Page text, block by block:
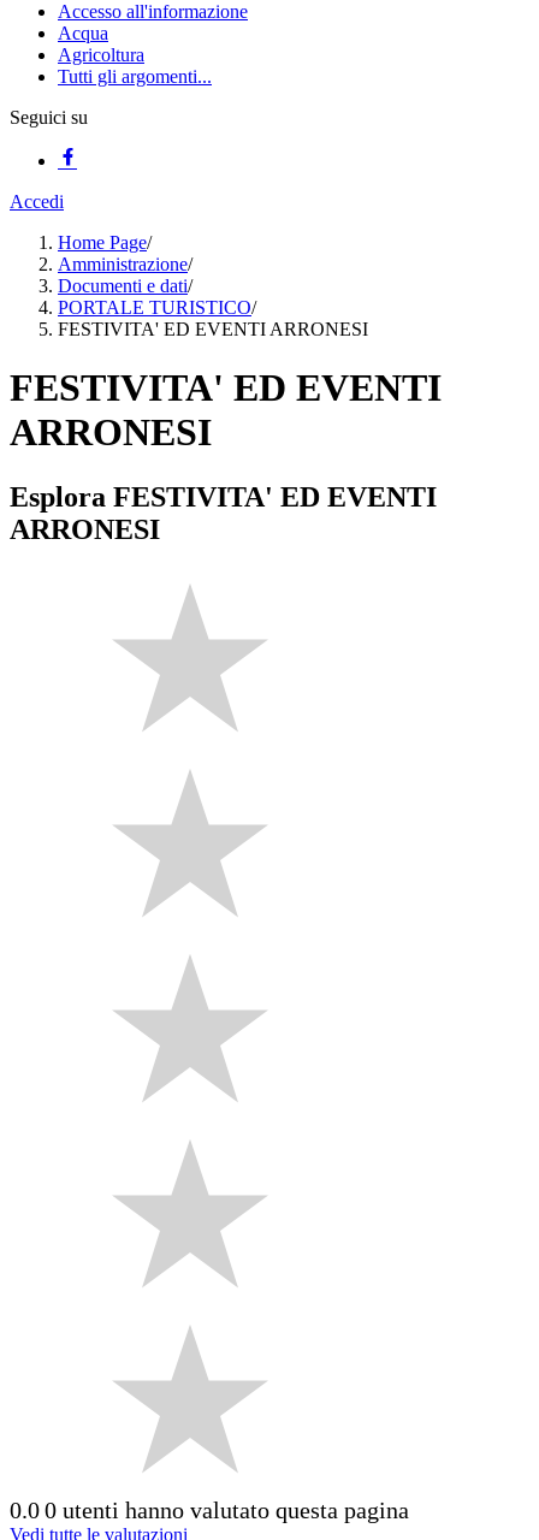
Accesso all'informazione
Acqua
Agricoltura
Tutti gli argomenti...
Seguici su
Accedi
Home Page/
Amministrazione/
Documenti e dati/
PORTALE TURISTICO/
FESTIVITA' ED EVENTI ARRONESI
FESTIVITA' ED EVENTI
ARRONESI
Esplora FESTIVITA' ED EVENTI
ARRONESI
0.00 utenti hanno valutato questa pagina
Vedi tutte le valutazioni